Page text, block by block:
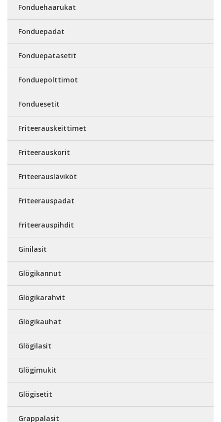
Fonduehaarukat
Fonduepadat
Fonduepatasetit
Fonduepolttimot
Fonduesetit
Friteerauskeittimet
Friteerauskorit
Friteerausläviköt
Friteerauspadat
Friteerauspihdit
Ginilasit
Glögikannut
Glögikarahvit
Glögikauhat
Glögilasit
Glögimukit
Glögisetit
Grappalasit